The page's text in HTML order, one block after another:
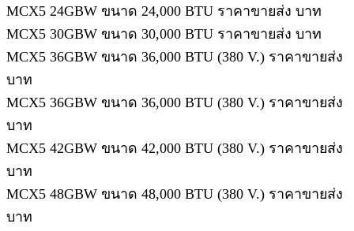
MCX5 24GBW ขนาด 24,000 BTU ราคาขายส่ง บาท
MCX5 30GBW ขนาด 30,000 BTU ราคาขายส่ง บาท
MCX5 36GBW ขนาด 36,000 BTU (380 V.) ราคาขายส่ง
บาท
MCX5 36GBW ขนาด 36,000 BTU (380 V.) ราคาขายส่ง
บาท
MCX5 42GBW ขนาด 42,000 BTU (380 V.) ราคาขายส่ง
บาท
MCX5 48GBW ขนาด 48,000 BTU (380 V.) ราคาขายส่ง
บาท